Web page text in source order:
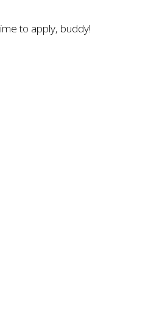
to apply, buddy!